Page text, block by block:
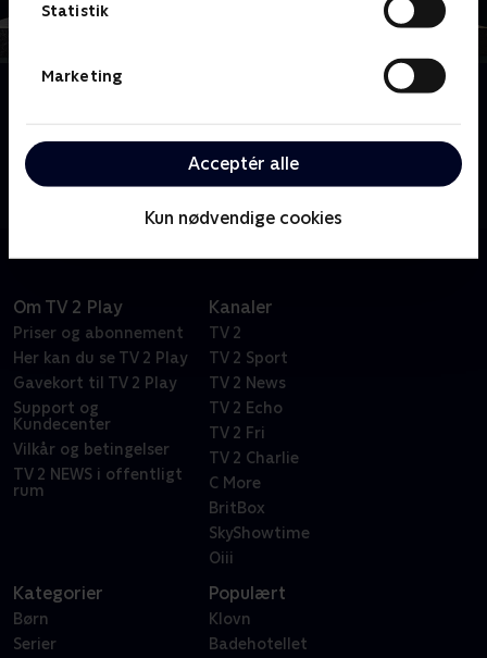
Statistik
Marketing
Acceptér alle
Kun nødvendige cookies
rundt i Storbritannien og forvandler glemte skatte til
utrolige pengegevinster, og bag hver en genstand
Om TV 2 Play
Priser og abonnement
Her kan du se TV 2 Play
Gavekort til TV 2 Play
Support og
Kundecenter
Vilkår og betingelser
TV 2 NEWS i offentligt
rum
Kanaler
TV 2
TV 2 Sport
TV 2 News
TV 2 Echo
TV 2 Fri
TV 2 Charlie
C More
BritBox
SkyShowtime
Oiii
Kategorier
Børn
Serier
Populært
Klovn
Badehotellet